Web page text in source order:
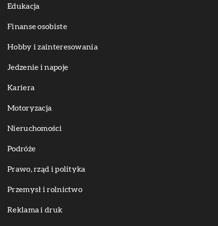
Edukacja
Finanse osobiste
Hobby i zainteresowania
Jedzenie i napoje
Kariera
Motoryzacja
Nieruchomości
Podróże
Prawo, rząd i polityka
Przemysł i rolnictwo
Reklama i druk